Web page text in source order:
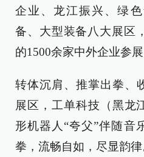
企业、龙江振兴、绿
备、大型装备八大展区
的1500余家中外企业参展
转体沉肩、推掌出拳
展区，工单科技（黑龙
形机器人“夸父”伴随音
拳，流畅自如，尽显韵律